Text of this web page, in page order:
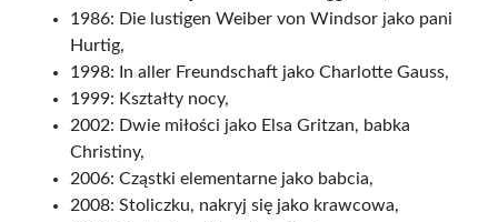
1986: Die lustigen Weiber von Windsor jako pani
Hurtig,
1998: In aller Freundschaft jako Charlotte Gauss,
1999: Kształty nocy,
2002: Dwie miłości jako Elsa Gritzan, babka
Christiny,
2006: Cząstki elementarne jako babcia,
2008: Stoliczku, nakryj się jako krawcowa,